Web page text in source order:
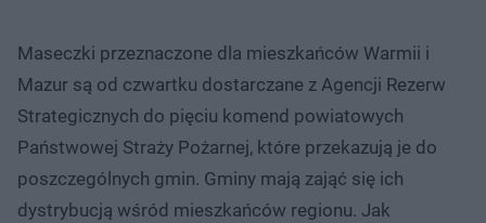
Maseczki przeznaczone dla mieszkańców Warmii i
Mazur są od czwartku dostarczane z Agencji Rezerw
Strategicznych do pięciu komend powiatowych
Państwowej Straży Pożarnej, które przekazują je do
poszczególnych gmin. Gminy mają zająć się ich
dystrybucją wśród mieszkańców regionu. Jak